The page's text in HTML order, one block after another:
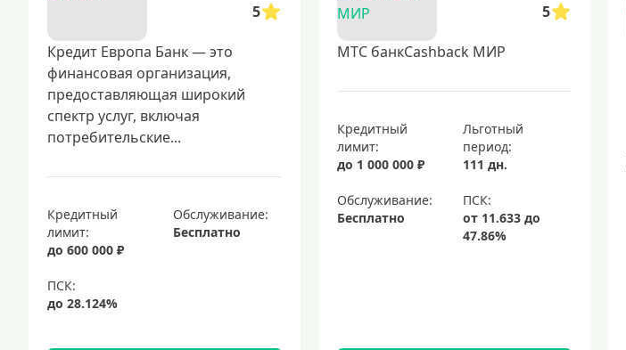
5
Кредит Европа Банк — это
финансовая организация,
предоставляющая широкий
спектр услуг, включая
потребительские...
Кредитный
лимит:
до 600 000 ₽
Обслуживание:
Бесплатно
5
МТС банкCashback МИР
Кредитный
лимит:
до 1 000 000 ₽
Льготный
период:
111 дн.
Обслуживание:
Бесплатно